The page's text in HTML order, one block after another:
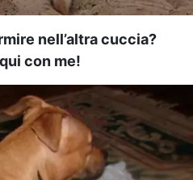
nell’altra cuccia?
con me!